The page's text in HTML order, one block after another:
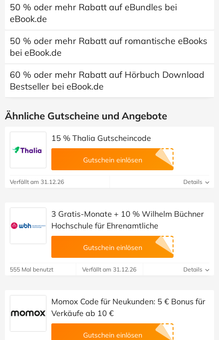
50 % oder mehr Rabatt auf eBundles bei
eBook.de
50 % oder mehr Rabatt auf romantische eBooks
bei eBook.de
60 % oder mehr Rabatt auf Hörbuch Download
Bestseller bei eBook.de
Ähnliche Gutscheine und Angebote
15 % Thalia Gutscheincode
Gutschein einlösen
Verfällt am 31.12.26 Details
3 Gratis-Monate + 10 % Wilhelm Büchner
Hochschule für Ehrenamtliche
Gutschein einlösen
555 Mal benutzt Verfällt am 31.12.26 Details
Momox Code für Neukunden: 5 € Bonus für
Verkäufe ab 10 €
Gutschein einlösen